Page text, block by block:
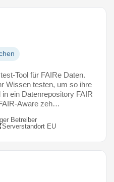
Tool für FAIRe Daten.
Wissen testen, um so ihre
ein Datenrepository FAIR
Aware zeh…
Betreiber
Serverstandort EU